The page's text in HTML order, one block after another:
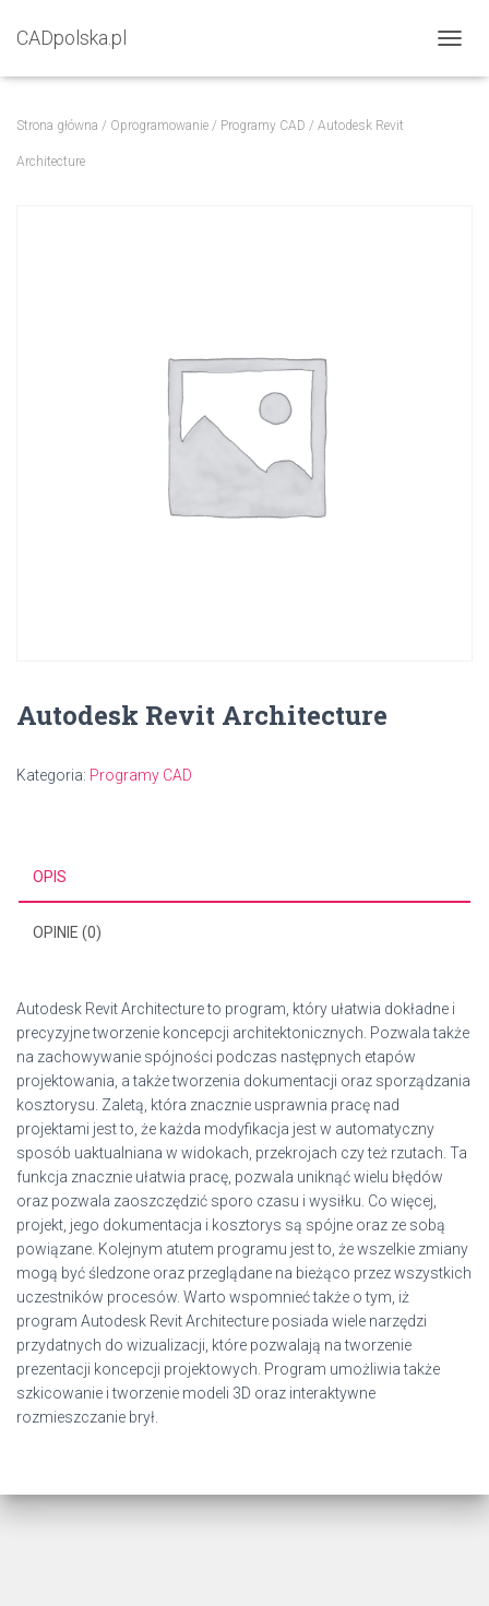
CADpolska.pl
R
Strona główna / Oprogramowanie / Programy CAD / Autodesk Revit
Architecture
Autodesk Revit Architecture
Kategoria: Programy CAD
OPIS
OPINIE (0)
Autodesk Revit Architecture to program, który ułatwia dokładne i
precyzyjne tworzenie koncepcji architektonicznych. Pozwala także
na zachowywanie spójności podczas następnych etapów
projektowania, a także tworzenia dokumentacji oraz sporządzania
kosztorysu. Zaletą, która znacznie usprawnia pracę nad
projektami jest to, że każda modyfikacja jest w automatyczny
sposób uaktualniana w widokach, przekrojach czy też rzutach. Ta
funkcja znacznie ułatwia pracę, pozwala uniknąć wielu błędów
oraz pozwala zaoszczędzić sporo czasu i wysiłku. Co więcej,
projekt, jego dokumentacja i kosztorys są spójne oraz ze sobą
powiązane. Kolejnym atutem programu jest to, że wszelkie zmiany
mogą być śledzone oraz przeglądane na bieżąco przez wszystkich
uczestników procesów. Warto wspomnieć także o tym, iż
program Autodesk Revit Architecture posiada wiele narzędzi
przydatnych do wizualizacji, które pozwalają na tworzenie
prezentacji koncepcji projektowych. Program umożliwia także
szkicowanie i tworzenie modeli 3D oraz interaktywne
rozmieszczanie brył.